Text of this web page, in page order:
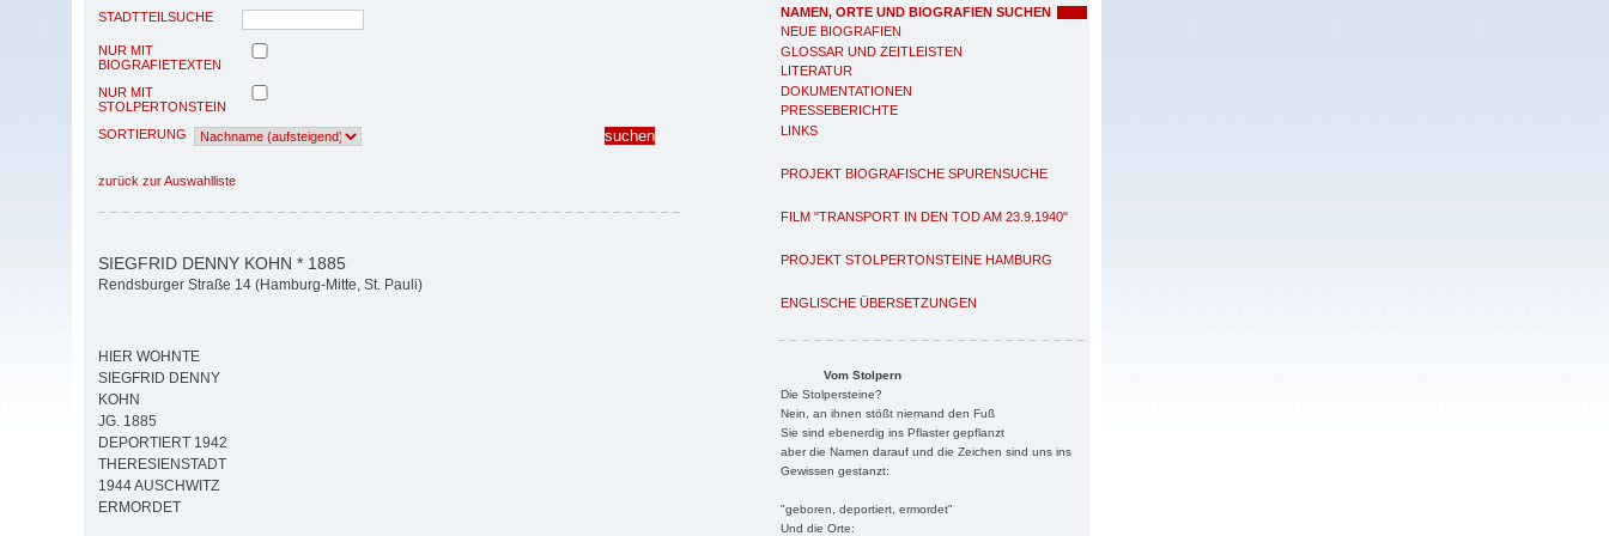
NAMEN, ORTE UND BIOGRAFIEN SUCHEN
NEUE BIOGRAFIEN
GLOSSAR UND ZEITLEISTEN
LITERATUR
DOKUMENTATIONEN
PRESSEBERICHTE
LINKS
PROJEKT BIOGRAFISCHE SPURENSUCHE
FILM "TRANSPORT IN DEN TOD AM 23.9.1940"
PROJEKT STOLPERTONSTEINE HAMBURG
ENGLISCHE ÜBERSETZUNGEN
Vom Stolpern
Die Stolpersteine?
Nein, an ihnen stößt niemand den Fuß
Sie sind ebenerdig ins Pflaster gepflanzt
aber die Namen darauf und die Zeichen sind uns ins
Gewissen gestanzt:
"geboren, deportiert, ermordet"
Und die Orte:
STADTTEILSUCHE
NUR MIT
BIOGRAFIETEXTEN
NUR MIT
STOLPERTONSTEIN
SORTIERUNG
zurück zur Auswahlliste
SIEGFRID DENNY KOHN * 1885
Rendsburger Straße 14 (Hamburg-Mitte, St. Pauli)
HIER WOHNTE
SIEGFRID DENNY
KOHN
JG. 1885
DEPORTIERT 1942
THERESIENSTADT
1944 AUSCHWITZ
ERMORDET